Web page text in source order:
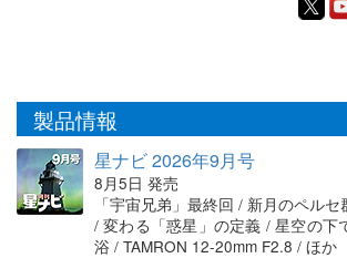
製品情報
星ナビ 2026年9月号
8月5日 発売
「宇宙兄弟」最終回 / 新月のペル
/ 変わる「惑星」の定義 / 星空の下
浴 / TAMRON 12-20mm F2.8 / ほか